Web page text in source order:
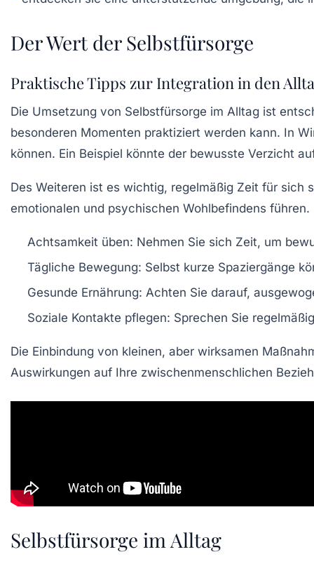
Der Wert der Selbstfürsorge
Praktische Tipps zur Integration in den
Die Umsetzung von Selbstfürsorge im Alltag ist
besonderen Momenten praktiziert werden kann. In
können. Ein Beispiel könnte der bewusste Verzicht
Des Weiteren ist es wichtig, regelmäßig Zeit für sich
emotionalen und psychischen Wohlbefindens
Achtsamkeit üben: Nehmen Sie sich Zeit, um
Tägliche Bewegung: Selbst kurze Spaziergänge
Gesunde Ernährung: Achten Sie darauf,
Soziale Kontakte pflegen: Sprechen Sie
Die Einbindung von kleinen, aber wirksamen
Auswirkungen auf Ihre zwischenmenschlichen
Selbstfürsorge im Alltag